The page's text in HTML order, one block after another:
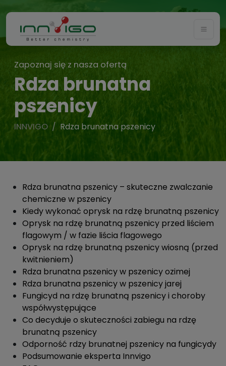
Zapoznaj się z nasza ofertą
Rdza brunatna
pszenicy
INNVIGO Rdza brunatna pszenicy
Rdza brunatna pszenicy – skuteczne zwalczanie
chemiczne w pszenicy
Kiedy wykonać oprysk na rdzę brunatną pszenicy
Oprysk na rdzę brunatną pszenicy przed liściem
flagowym / w fazie liścia flagowego
Oprysk na rdzę brunatną pszenicy wiosną (przed
kwitnieniem)
Rdza brunatna pszenicy w pszenicy ozimej
Rdza brunatna pszenicy w pszenicy jarej
Fungicyd na rdzę brunatną pszenicy i choroby
współwystępujące
Co decyduje o skuteczności zabiegu na rdzę
brunatną pszenicy
Odporność rdzy brunatnej pszenicy na fungicydy
Podsumowanie eksperta Innvigo